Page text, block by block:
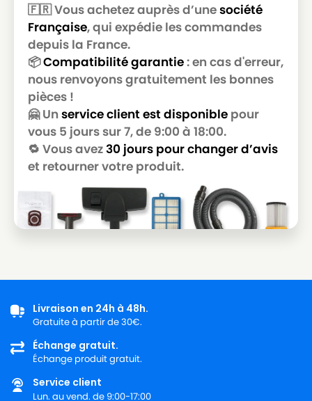
🇫🇷 Vous achetez auprès d’unesociété
Française, qui expédie les commandes
depuis la France.
📦Compatibilité garantie: en cas d'erreur,
nous renvoyons gratuitement les bonnes
pièces !
🤗 Un service client est disponible pour
vous 5 jours sur 7, de 9:00 à 18:00.
🔁 Vous avez30 jours pour changer d’avis
et retourner votre produit.
Livraison en 24h à 48h.
Gratuite à partir de 30€.
Échange gratuit.
Échange produit gratuit.
Service client
Lun. au vend. de 9:00-17:00